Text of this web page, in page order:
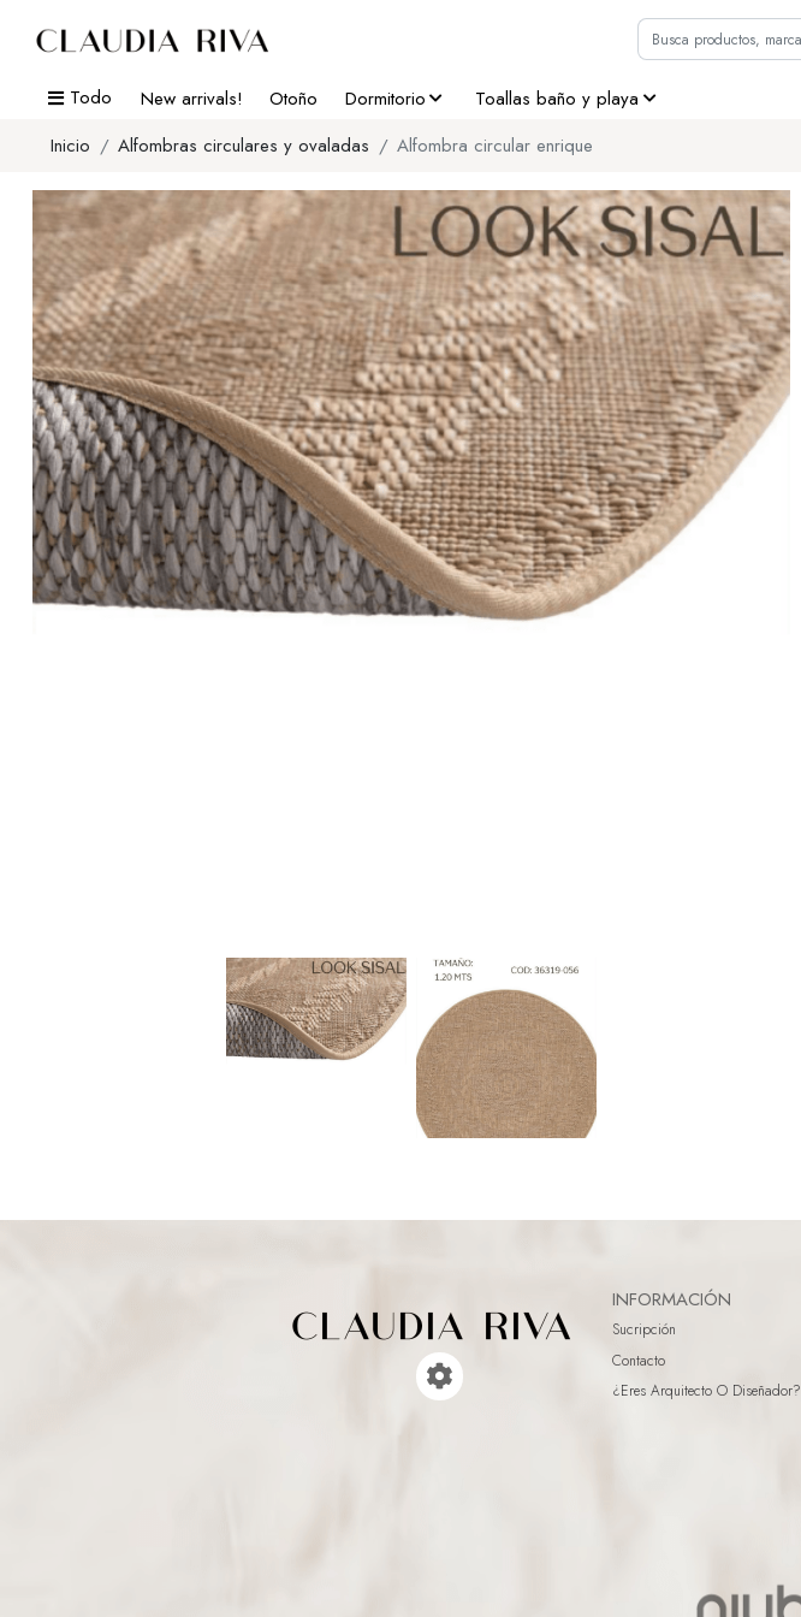
Todo New arrivals! Otoño Dormitorio
Toallas baño y playa
Inicio
Alfombras circulares y ovaladas Alfombra circular enrique
INFORMACIÓN
Sucripción
Contacto
¿eres Arquitecto O Diseñador?